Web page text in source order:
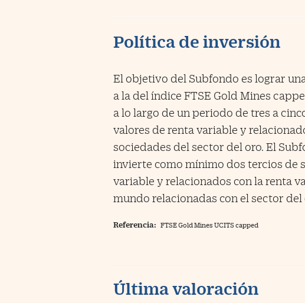
Política de inversión
El objetivo del Subfondo es lograr
a la del índice FTSE Gold Mines
a lo largo de un periodo de tres a
valores de renta variable y
sociedades del sector del oro. El
invierte como mínimo dos tercios de
variable y relacionados con la renta
mundo relacionadas con el sector del
Referencia: FTSE Gold Mines UCITS capped
Última valoración